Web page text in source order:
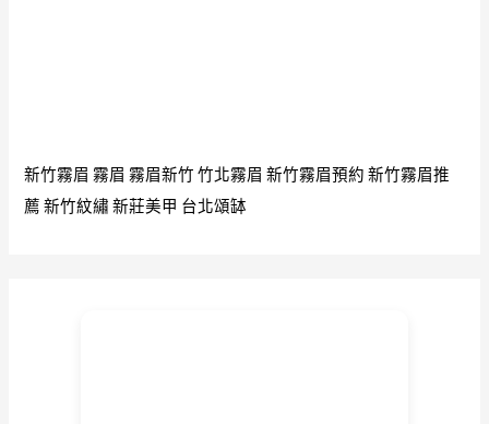
新竹霧眉 霧眉 霧眉新竹 竹北霧眉 新竹霧眉預約 新竹霧眉推
薦 新竹紋繡 新莊美甲 台北頌缽